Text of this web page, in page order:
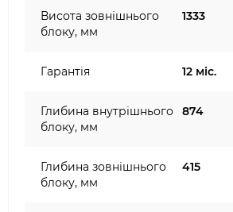
Висота зовнішнього
блоку, мм
1333
Гарантія 12 міс.
Глибина внутрішнього
блоку, мм
874
Глибина зовнішнього
блоку, мм
415